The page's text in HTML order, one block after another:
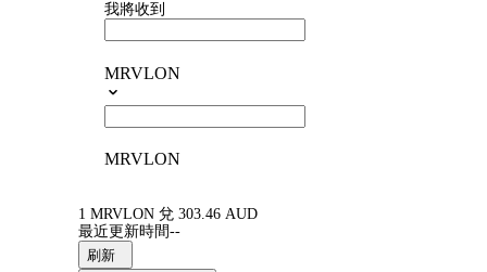
我將收到
MRVLON
MRVLON
1 MRVLON 兌 303.46 AUD
最近更新時間--
刷新